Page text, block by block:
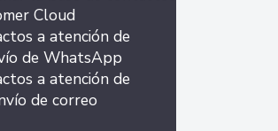
Cloud
a atención de
de WhatsApp
a atención de
de correo